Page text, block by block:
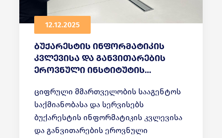
12.12.2025
ბუქარესტის ინფორმატიკის
კვლევისა და განვითარების
ეროვნული ინსტიტუტის
შეხვედრა გაიმართა
ციფრული მმართველობის სააგენტოს
საქმიანობასა და სერვისებს
ბუქარესტის ინფორმატიკის კვლევისა
და განვითარების ეროვნული